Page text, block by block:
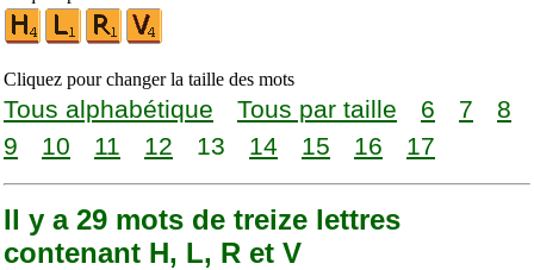
Cliquez pour changer la taille des mots
Tous alphabétique Tous par taille 6 7
8
9
10 11 12 13 14 15 16 17
Il y a 29 mots de treize lettres
contenant H, L, R et V